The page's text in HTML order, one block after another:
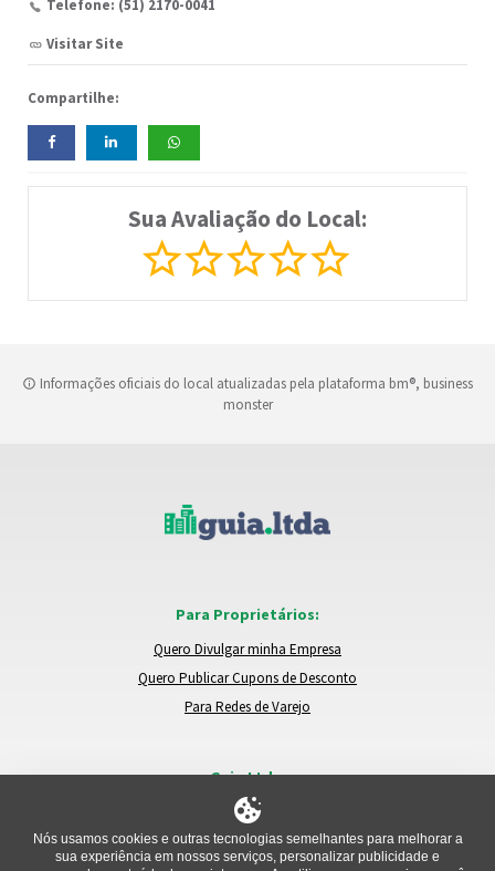
Telefone: (51) 2170-0041
Visitar Site
Compartilhe:
Sua Avaliação do Local:
Informações oficiais do local atualizadas pela plataforma bm®, business
monster
Para Proprietários:
Quero Divulgar minha Empresa
Quero Publicar Cupons de Desconto
Para Redes de Varejo
Guia.Ltda:
Locais e Empresas
Trocar de Região
Nós usamos cookies e outras tecnologias semelhantes para melhorar a
sua experiência em nossos serviços, personalizar publicidade e